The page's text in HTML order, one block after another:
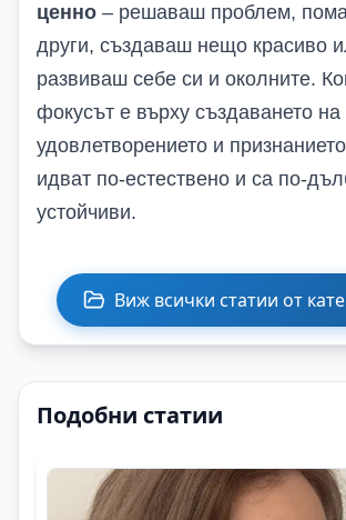
ценно – решаваш проблем,
други, създаваш нещо красиво
развиваш себе си и околните.
фокусът е върху създаването на
удовлетворението и
идват по-естествено и са по-
устойчиви.
Виж всички статии от
Подобни статии